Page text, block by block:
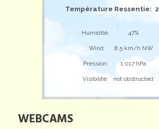
Température Ressentie:
;
Humidité:
47%
Wind: 8,5 km/h NW
Pression: 1.017 hPa
Visibilité: not obstructed
WEBCAMS